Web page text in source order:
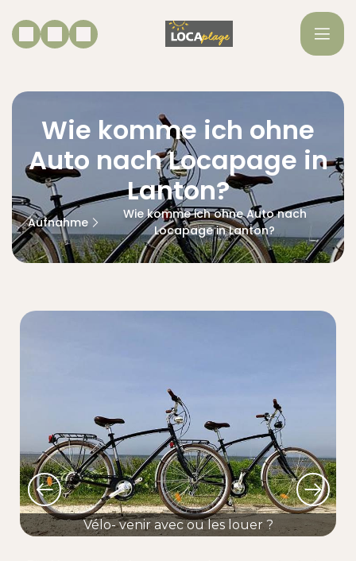
Wie komme ich ohne
Auto nach Locapage in
Lanton?
Aufnahme
Wie komme ich ohne Auto nach
Locapage in Lanton?
Vélo- venir avec ou les louer ?